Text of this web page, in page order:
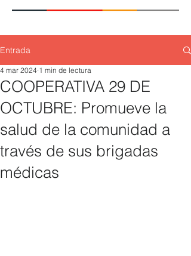
Entrada
COOPERATIVA 29 DE
OCTUBRE: Promueve la
salud de la comunidad a
través de sus brigadas
médicas
4 mar 2024 1 min de lectura